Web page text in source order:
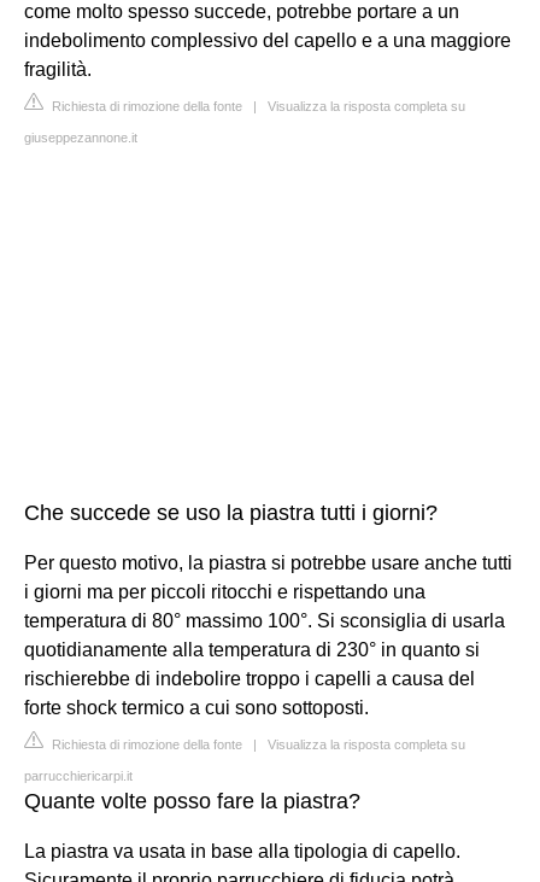
come molto spesso succede, potrebbe portare a un
indebolimento complessivo del capello e a una maggiore
fragilità.
Richiesta di rimozione della fonte | Visualizza la risposta completa su
giuseppezannone.it
Che succede se uso la piastra tutti i giorni?
Per questo motivo, la piastra si potrebbe usare anche tutti
i giorni ma per piccoli ritocchi e rispettando una
temperatura di 80° massimo 100°. Si sconsiglia di usarla
quotidianamente alla temperatura di 230° in quanto si
rischierebbe di indebolire troppo i capelli a causa del
forte shock termico a cui sono sottoposti.
Richiesta di rimozione della fonte | Visualizza la risposta completa su
parrucchiericarpi.it
Quante volte posso fare la piastra?
La piastra va usata in base alla tipologia di capello.